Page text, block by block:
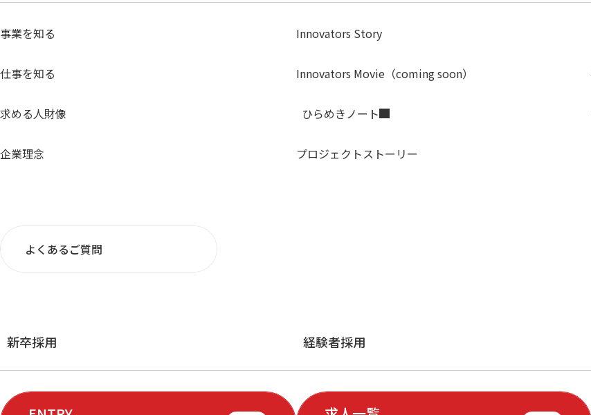
事業を知る
仕事を知る
求める人財像
企業理念
Innovators Story
Innovators Movie（coming soon）
ひらめきノート
プロジェクトストーリー
よくあるご質問
新卒採用 経験者採用